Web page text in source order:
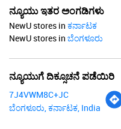
ನ್ಯೂಯು ಇತರ ಅಂಗಡಿಗಳು
NewU stores in ಕರ್ನಾಟಕ
NewU stores in ಬೆಂಗಳೂರು
ನ್ಯೂಯುಗೆ ದಿಕ್ಸೂಚನೆ ಪಡೆಯಿರಿ
7J4VWM8C+JC
ಬೆಂಗಳೂರು, ಕರ್ನಾಟಕ, India